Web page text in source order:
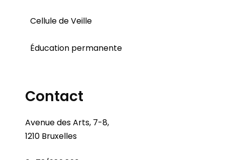
Cellule de Veille
Éducation permanente
Contact
Avenue des Arts, 7-8,
1210 Bruxelles